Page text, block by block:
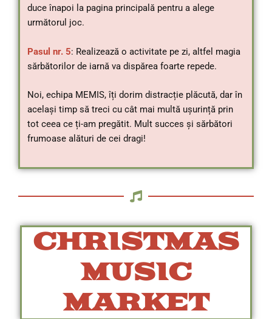
duce înapoi la pagina principală pentru a alege
următorul joc.
Pasul nr. 5: Realizează o activitate pe zi, altfel magia
sărbătorilor de iarnă va dispărea foarte repede.
Noi, echipa MEMIS, îți dorim distracție plăcută, dar în
același timp să treci cu cât mai multă ușurință prin
tot ceea ce ți-am pregătit. Mult succes și sărbători
frumoase alături de cei dragi!
CHRISTMAS
MUSIC
MARKET